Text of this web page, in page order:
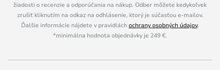
žiadosti o recenzie a odporúčania na nákup. Odber môžete kedykoľvek
zrušiť kliknutím na odkaz na odhlásenie, ktorý je súčasťou e-mailov.
Ďalšie informácie nájdete v pravidláchochrany osobných údajov.
*minimálna hodnota objednávky je 249 €.